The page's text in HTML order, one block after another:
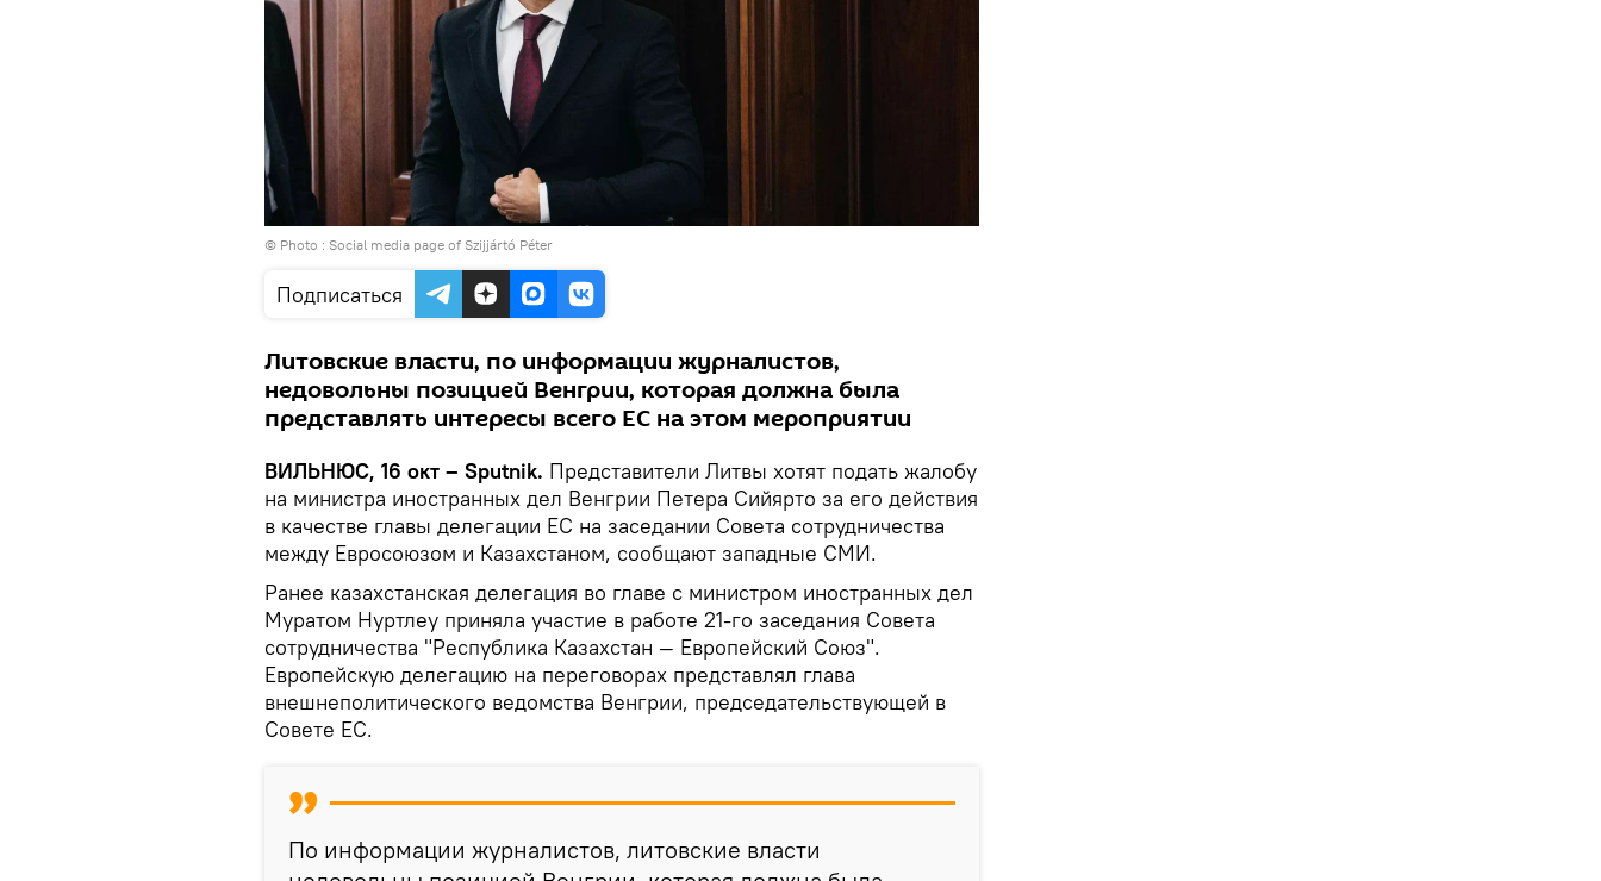
© Photo : Social media page of Szijjártó Péter
Подписаться
Литовские власти, по информации журналистов,
недовольны позицией Венгрии, которая должна была
представлять интересы всего ЕС на этом мероприятии
ВИЛЬНЮС, 16 окт – Sputnik. Представители Литвы хотят подать жалобу
на министра иностранных дел Венгрии Петера Сийярто за его действия
в качестве главы делегации ЕС на заседании Совета сотрудничества
между Евросоюзом и Казахстаном, сообщают западные СМИ.
Ранее казахстанская делегация во главе с министром иностранных дел
Муратом Нуртлеу приняла участие в работе 21-го заседания Совета
сотрудничества "Республика Казахстан — Европейский Союз".
Европейскую делегацию на переговорах представлял глава
внешнеполитического ведомства Венгрии, председательствующей в
Совете ЕС.
По информации журналистов, литовские власти